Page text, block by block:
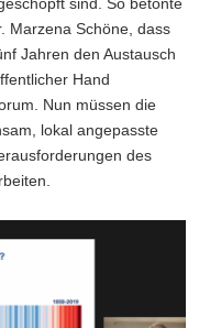
Marzena Schöne, dass
Jahren den Austausch
Hand
Nun müssen die
lokal angepasste
des